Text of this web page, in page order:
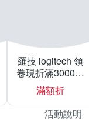
羅技 logitech 領
卷現折滿3000折
300
滿額折
活動說明